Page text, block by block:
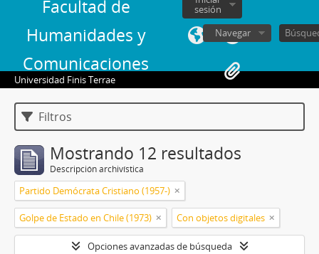
Facultad de
Humanidades y
Comunicaciones
sesión
Navegar
Universidad Finis Terrae
Filtros
Mostrando 12 resultados
Descripción archivística
Partido Demócrata Cristiano (1957-)
Golpe de Estado en Chile (1973) Con objetos digitales
Opciones avanzadas de búsqueda